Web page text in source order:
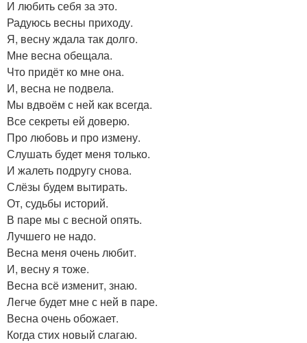
И любить себя за это.
Радуюсь весны приходу.
Я, весну ждала так долго.
Мне весна обещала.
Что придёт ко мне она.
И, весна не подвела.
Мы вдвоём с ней как всегда.
Все секреты ей доверю.
Про любовь и про измену.
Слушать будет меня только.
И жалеть подругу снова.
Слёзы будем вытирать.
От, судьбы историй.
В паре мы с весной опять.
Лучшего не надо.
Весна меня очень любит.
И, весну я тоже.
Весна всё изменит, знаю.
Легче будет мне с ней в паре.
Весна очень обожает.
Когда стих новый слагаю.